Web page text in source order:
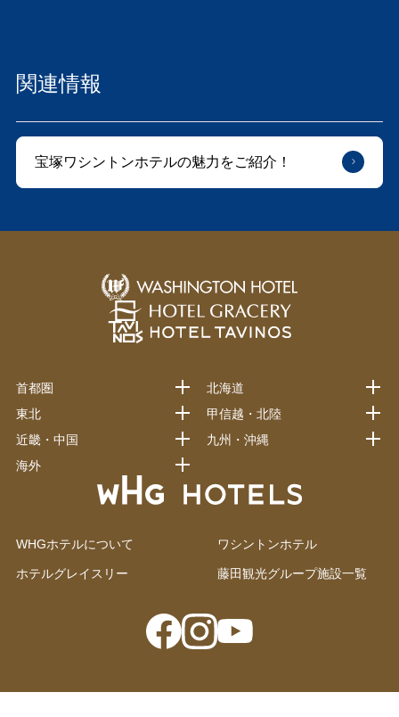
関連情報
宝塚ワシントンホテルの魅力をご紹介！
WHGホテルについて ワシントンホテル
ホテルグレイスリー 藤田観光グループ施設一覧
首都圏
北海道
東北
甲信越・北陸
近畿・中国
九州・沖縄
海外